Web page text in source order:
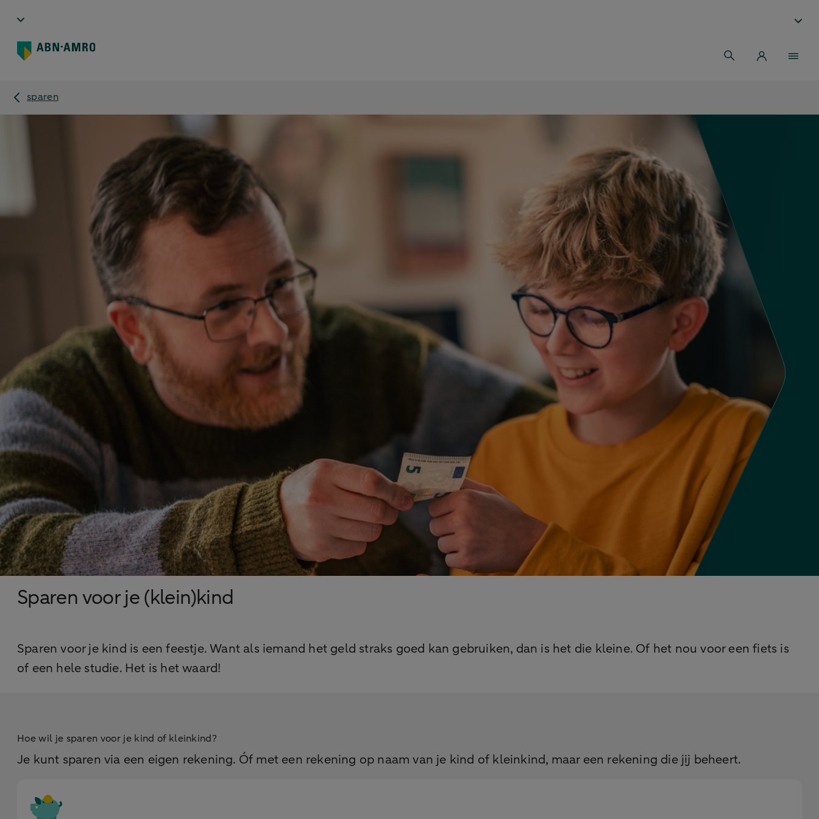
sparen
Sparen voor je (klein)kind
Sparen voor je kind is een feestje. Want als iemand het geld straks goed kan gebruiken, dan is het die kleine. Of het nou voor een fiets is
of een hele studie. Het is het waard!
Hoe wil je sparen voor je kind of kleinkind?
Je kunt sparen via een eigen rekening. Óf met een rekening op naam van je kind of kleinkind, maar een rekening die jij beheert.